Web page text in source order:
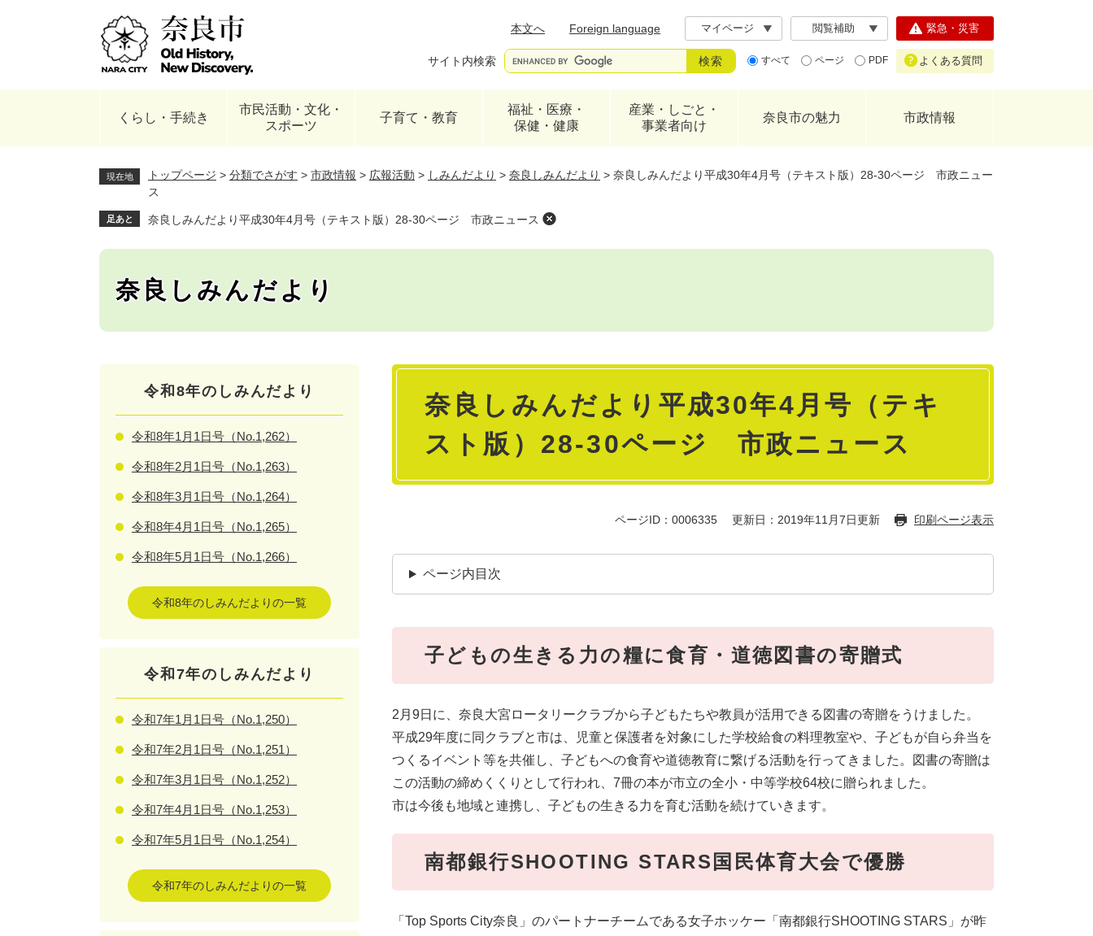
本文へ
Foreign language マイページ 閲覧補助
サイト内検索 すべて ページ PDF
緊急・災害
よくある質問
くらし・手続き
市民活動・文化・
スポーツ
子育て・教育
福祉・医療・
保健・健康
産業・しごと・
事業者向け
奈良市の魅力 市政情報
現在地 トップページ > 分類でさがす > 市政情報 > 広報活動 > しみんだより > 奈良しみんだより > 奈良しみんだより平成30年4月号（テキスト版）28-30ページ 市政ニュー
ス
足あと 奈良しみんだより平成30年4月号（テキスト版）28-30ページ 市政ニュース
奈良しみんだより
本
奈良しみんだより平成30年4月号（テキ
スト版）28-30ページ 市政ニュース
ページID：0006335 更新日：2019年11月7日更新 印刷ページ表示
ページ内目次
子どもの生きる力の糧に食育・道徳図書の寄贈式
2月9日に、奈良大宮ロータリークラブから子どもたちや教員が活用できる図書の寄贈をうけました。
平成29年度に同クラブと市は、児童と保護者を対象にした学校給食の料理教室や、子どもが自ら弁当を
つくるイベント等を共催し、子どもへの食育や道徳教育に繋げる活動を行ってきました。図書の寄贈は
この活動の締めくくりとして行われ、7冊の本が市立の全小・中等学校64校に贈られました。
市は今後も地域と連携し、子どもの生きる力を育む活動を続けていきます。
南都銀行SHOOTING STARS国民体育大会で優勝
「Top Sports City奈良」のパートナーチームである女子ホッケー「南都銀行SHOOTING STARS」が昨
令和8年のしみんだより
令和8年1月1日号（No.1,262）
令和8年2月1日号（No.1,263）
令和8年3月1日号（No.1,264）
令和8年4月1日号（No.1,265）
令和8年5月1日号（No.1,266）
令和8年のしみんだよりの一覧
令和7年のしみんだより
令和7年1月1日号（No.1,250）
令和7年2月1日号（No.1,251）
令和7年3月1日号（No.1,252）
令和7年4月1日号（No.1,253）
令和7年5月1日号（No.1,254）
令和7年のしみんだよりの一覧